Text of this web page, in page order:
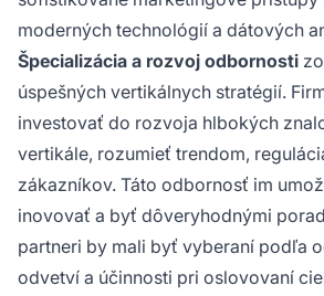
moderných technológií a dátových
Špecializácia a rozvoj odbornosti
úspešných vertikálnych stratégií.
investovať do rozvoja hlbokých
vertikále, rozumieť trendom,
zákazníkov. Táto odbornosť im
inovovať a byť dôveryhodnými
partneri by mali byť vyberaní podľa
odvetví a účinnosti pri oslovovaní